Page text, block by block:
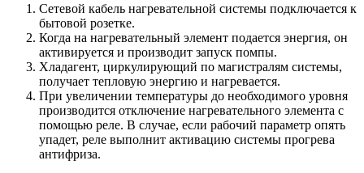
Сетевой кабель нагревательной системы подключается к
бытовой розетке.
Когда на нагревательный элемент подается энергия, он
активируется и производит запуск помпы.
Хладагент, циркулирующий по магистралям системы,
получает тепловую энергию и нагревается.
При увеличении температуры до необходимого уровня
производится отключение нагревательного элемента с
помощью реле. В случае, если рабочий параметр опять
упадет, реле выполнит активацию системы прогрева
антифриза.